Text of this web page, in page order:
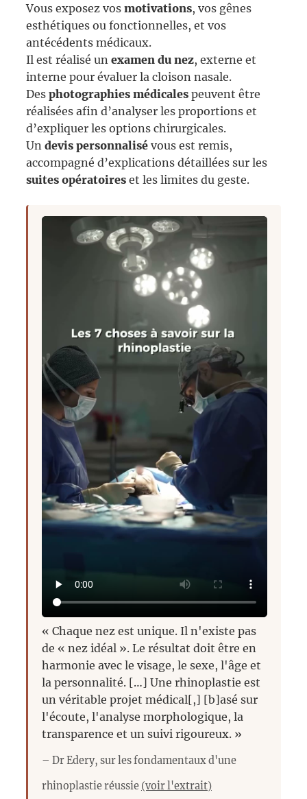
Vous exposez vos motivations, vos gênes
esthétiques ou fonctionnelles, et vos
antécédents médicaux.
Il est réalisé un examen du nez, externe et
interne pour évaluer la cloison nasale.
Des photographies médicalespeuvent être
réalisées afin d’analyser les proportions et
d’expliquer les options chirurgicales.
Un devis personnalisévous est remis,
accompagné d’explications détaillées sur les
suites opératoireset les limites du geste.
« Chaque nez est unique. Il n'existe pas
de « nez idéal ». Le résultat doit être en
harmonie avec le visage, le sexe, l'âge et
la personnalité. […] Une rhinoplastie est
un véritable projet médical[,] [b]asé sur
l'écoute, l'analyse morphologique, la
transparence et un suivi rigoureux. »
– Dr Edery, sur les fondamentaux d'une
rhinoplastie réussie (voir l'extrait)